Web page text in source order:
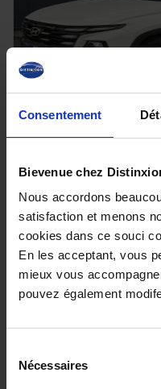
Consentement
Bievenue chez
Nous accordons
satisfaction et menons
cookies dans ce souci
En les acceptant, vous
mieux vous
pouvez également
Nécessaires
1.6 T-GDI 239 Hybrid
10 km - 2026 -
30 980€
ou à partir de508.62